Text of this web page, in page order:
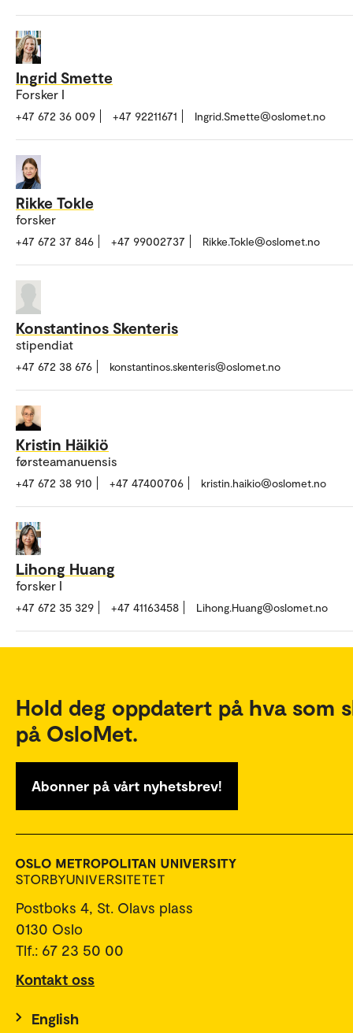
Ingrid Smette
Forsker I
+47 672 36 009 +47 92211671 Ingrid.Smette@oslomet.no
Rikke Tokle
forsker
+47 672 37 846 +47 99002737 Rikke.Tokle@oslomet.no
Konstantinos Skenteris
stipendiat
+47 672 38 676 konstantinos.skenteris@oslomet.no
Kristin Häikiö
førsteamanuensis
+47 672 38 910 +47 47400706 kristin.haikio@oslomet.no
Lihong Huang
forsker I
+47 672 35 329 +47 41163458 Lihong.Huang@oslomet.no
Hold deg oppdatert på hva som
på OsloMet.
Abonner på vårt nyhetsbrev!
Postboks 4, St. Olavs plass
0130 Oslo
Tlf.: 67 23 50 00
Kontakt oss
English